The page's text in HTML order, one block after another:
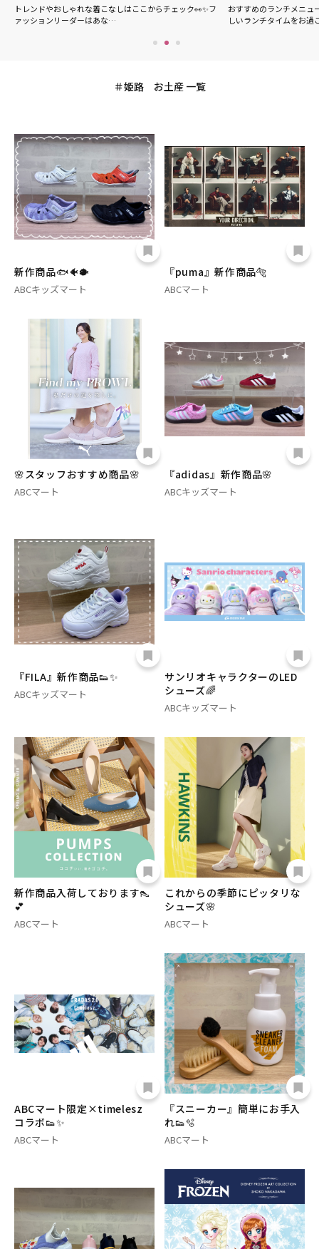
おすすめのランチメニューを集めました！ピオレ姫路で楽
しいランチタイムをお過ごし…
夏をもっと涼しく、もっ
アイテムを厳選しまし
姫路 お土産 一覧
新作商品🐟🐠🐡
ABCキッズマート
『puma』新作商品🐅
ABCマート
🌸スタッフおすすめ商品🌸
ABCマート
『adidas』新作商品🌸
ABCキッズマート
『FILA』新作商品👟✨
ABCキッズマート
サンリオキャラクターのLED
シューズ🌈
ABCキッズマート
新作商品入荷しております👠
💕
ABCマート
これからの季節にピッタリな
シューズ🌸
ABCマート
ABCマート限定×timelesz
コラボ👟✨
ABCマート
『スニーカー』簡単にお手入
れ👟🫧
ABCマート